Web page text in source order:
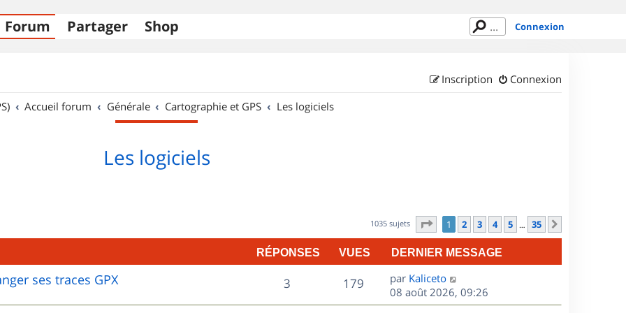
Forum Partager Shop Connexion
Connexion
Inscription
Accueil forum Générale Cartographie et GPS Les logiciels
Les logiciels
1035 sujets Page sur35
1 2 3 4 5 … 35
RÉPONSES VUES DERNIER MESSAGE
ses traces GPX 3R
é
179V
u
D
e
r
par Kaliceto
08 août 2026, 09:26